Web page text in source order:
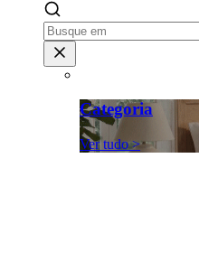
Categoria
Ver tudo >